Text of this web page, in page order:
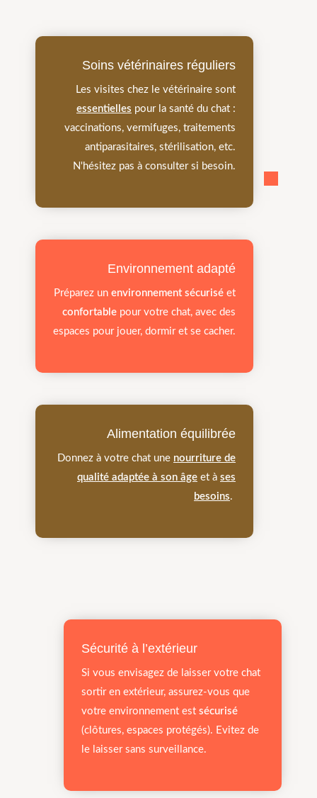
Soins vétérinaires réguliers
Les visites chez le vétérinaire sont
essentielles pour la santé du chat :
vaccinations, vermifuges, traitements
antiparasitaires, stérilisation, etc.
N'hésitez pas à consulter si besoin.
Environnement adapté
Préparez un environnement sécurisé et
confortable pour votre chat, avec des
espaces pour jouer, dormir et se cacher.
Alimentation équilibrée
Donnez à votre chat une nourriture de
qualité adaptée à son âge et à ses
besoins.
Sécurité à l’extérieur
Si vous envisagez de laisser votre chat
sortir en extérieur, assurez-vous que
votre environnement est sécurisé
(clôtures, espaces protégés). Evitez de
le laisser sans surveillance.